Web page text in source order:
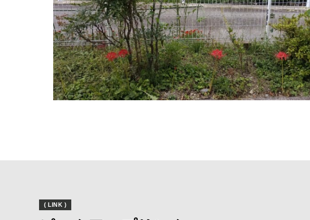
( LINK )